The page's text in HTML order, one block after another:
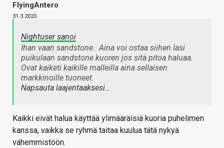
FlyingAntero
31.3.2020
Nightuser sanoi
Ihan vaan sandstone.. Aina voi ostaa siihen lasi
puikulaan sandstone kuoren jos sitä pitoa haluaa.
Ovat kaiketi kaikille malleilla aina sellaisen
markkinoille tuoneet.
Napsauta laajentaaksesi…
Kaikki eivät halua käyttää ylimääräisiä kuoria puhelimen
kanssa, vaikka se ryhmä taitaa kuulua tätä nykyä
vähemmistöön.